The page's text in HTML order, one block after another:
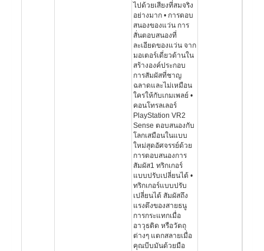
ไปด้วยเสียงที่สมจริง
อย่างมาก • การตอบ
สนองของแว่น การ
สั่นตอบสนองที่
ละเอียดของแว่น จาก
มอเตอร์เดี่ยวด้านใน
สร้างองค์ประกอบ
การสัมผัสที่ชาญ
ฉลาดและไม่เหมือน
ใครให้กับเกมเพลย์ •
คอนโทรลเลอร์
PlayStation VR2
Sense ตอบสนองกับ
โลกเสมือนในแบบ
ใหม่สุดอัศจรรย์ด้วย
การตอบสนองการ
สัมผัส1 ทริกเกอร์
แบบปรับเปลี่ยนได้ •
ทริกเกอร์แบบปรับ
เปลี่ยนได้ สัมผัสถึง
แรงตึงของสายธนู
การกระแทกเมื่อ
อาวุธติด หรือวัตถุ
ต่างๆ แตกสลายเมื่อ
คุณบีบมันด้วยมือ